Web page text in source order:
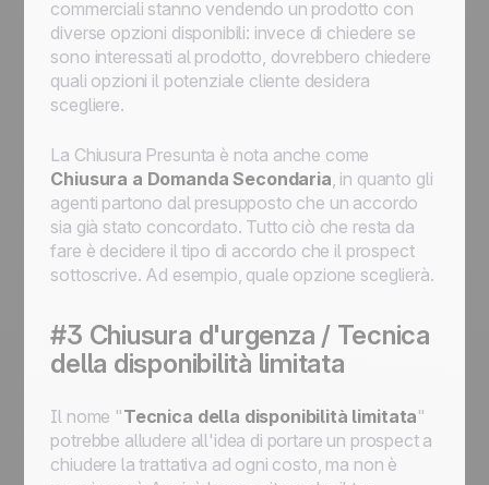
commerciali stanno vendendo un prodotto con
diverse opzioni disponibili: invece di chiedere se
sono interessati al prodotto, dovrebbero chiedere
quali opzioni il potenziale cliente desidera
scegliere.
La Chiusura Presunta è nota anche come
Chiusura a Domanda Secondaria, in quanto gli
agenti partono dal presupposto che un accordo
sia già stato concordato. Tutto ciò che resta da
fare è decidere il tipo di accordo che il prospect
sottoscrive. Ad esempio, quale opzione sceglierà.
#3 Chiusura d'urgenza / Tecnica
della disponibilità limitata
Il nome "Tecnica della disponibilità limitata"
potrebbe alludere all'idea di portare un prospect a
chiudere la trattativa ad ogni costo, ma non è